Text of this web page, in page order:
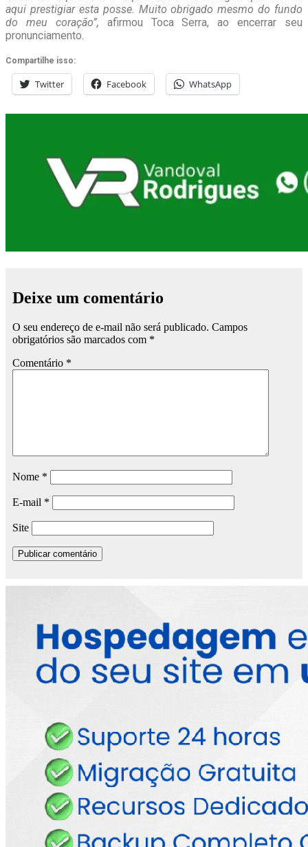
aqui prestigiar esta posse. Muito obrigado mesmo do fundo
do meu coração”, afirmou Toca Serra, ao encerrar seu
pronunciamento.
Compartilhe isso:
Twitter Facebook WhatsApp
Deixe um comentário
O seu endereço de e-mail não será publicado. Campos
obrigatórios são marcados com *
Comentário *
Nome *
E-mail *
Site